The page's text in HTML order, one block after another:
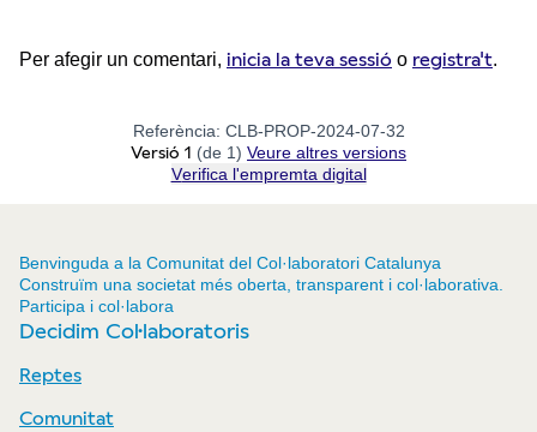
Per afegir un comentari, inicia la teva sessió o registra't.
Referència: CLB-PROP-2024-07-32
Versió 1 (de 1)
veure altres versions
Verifica l'empremta digital
Benvinguda a la Comunitat del Col·laboratori Catalunya
Construïm una societat més oberta, transparent i col·laborativa.
Participa i col·labora
Decidim Col·laboratoris
Reptes
Comunitat